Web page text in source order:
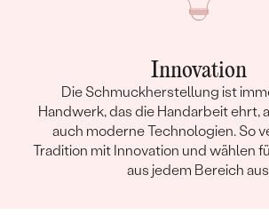
Innovation
Die Schmuckherstellung ist
Handwerk, das die Handarbeit ehrt,
auch moderne Technologien. So
Tradition mit Innovation und wählen
aus jedem Bereich